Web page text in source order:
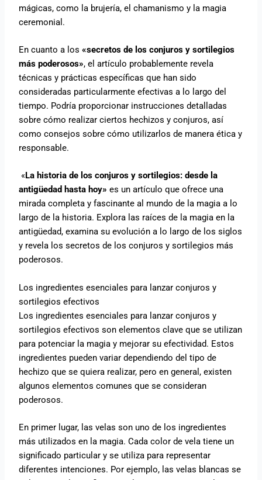
mágicas, como la brujería, el chamanismo y la magia
ceremonial.
En cuanto a los«secretos de los conjuros y sortilegios
más poderosos», el artículo probablemente revela
técnicas y prácticas específicas que han sido
consideradas particularmente efectivas a lo largo del
tiempo. Podría proporcionar instrucciones detalladas
sobre cómo realizar ciertos hechizos y conjuros, así
como consejos sobre cómo utilizarlos de manera ética y
responsable.
«La historia de los conjuros y sortilegios: desde la
antigüedad hasta hoy» es un artículo que ofrece una
mirada completa y fascinante al mundo de la magia a lo
largo de la historia. Explora las raíces de la magia en la
antigüedad, examina su evolución a lo largo de los siglos
y revela los secretos de los conjuros y sortilegios más
poderosos.
Los ingredientes esenciales para lanzar conjuros y
sortilegios efectivos
Los ingredientes esenciales para lanzar conjuros y
sortilegios efectivos son elementos clave que se utilizan
para potenciar la magia y mejorar su efectividad. Estos
ingredientes pueden variar dependiendo del tipo de
hechizo que se quiera realizar, pero en general, existen
algunos elementos comunes que se consideran
poderosos.
En primer lugar, las velas son uno de los ingredientes
más utilizados en la magia. Cada color de vela tiene un
significado particular y se utiliza para representar
diferentes intenciones. Por ejemplo, las velas blancas se